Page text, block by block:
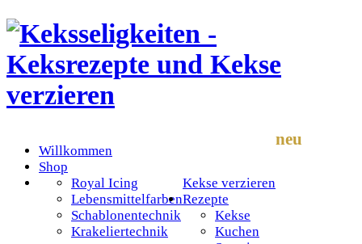
Willkommen
Shop
Kekse verzieren
Royal Icing
Lebensmittelfarben
Schablonentechnik
Krakeliertechnik
Rezepte
Kekse
Kuchen
neu